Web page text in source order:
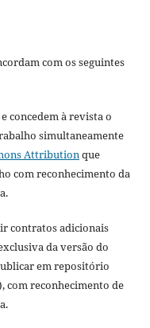
com os seguintes
concedem à revista o
simultaneamente
Attributionque
com reconhecimento da
contratos adicionais
da versão do
em repositório
reconhecimento de